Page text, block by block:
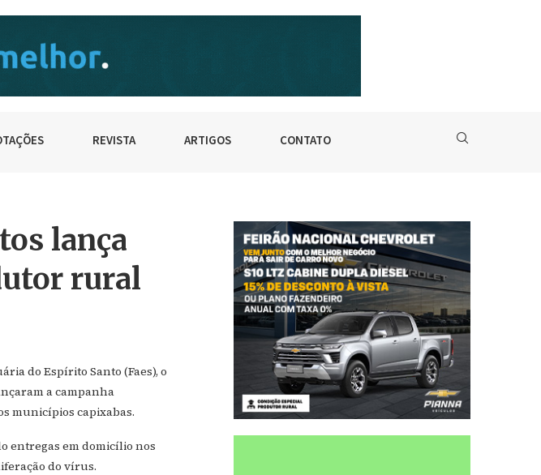
REVISTA ARTIGOS CONTATO
lança
rural
do Espírito Santo (Faes), o
a campanha
municípios capixabas.
entregas em domicílio nos
do vírus.